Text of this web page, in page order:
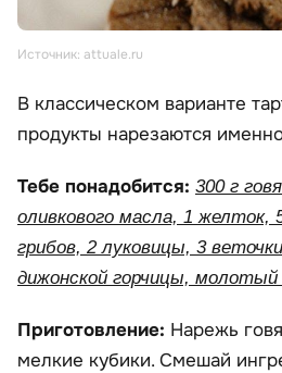
Источник: attuale.ru
В классическом варианте
продукты нарезаются
Тебе понадобится: 300 г
оливкового масла, 1 желток,
грибов, 2 луковицы, 3
дижонской горчицы, молотый
Приготовление: Нарежь
мелкие кубики. Смешай